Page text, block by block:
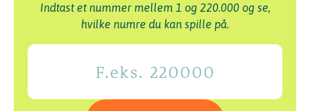
Indtast et nummer mellem 1 og 220.000 og se,
hvilke numre du kan spille på.